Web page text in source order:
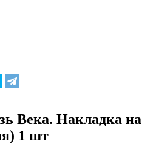
Века. Накладка на
1 шт